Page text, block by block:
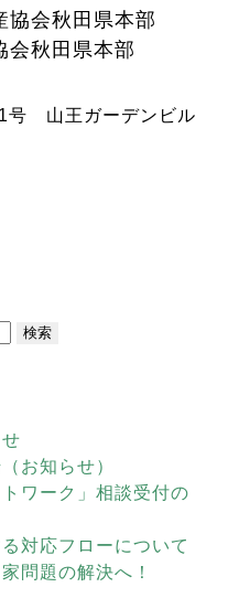
協会秋田県本部
会秋田県本部
号 山王ガーデンビル
お知らせ）
ワーク」相談受付の
対応フローについて
問題の解決へ！